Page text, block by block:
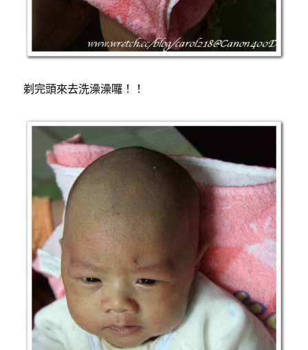
剃完頭來去洗澡澡囉！！